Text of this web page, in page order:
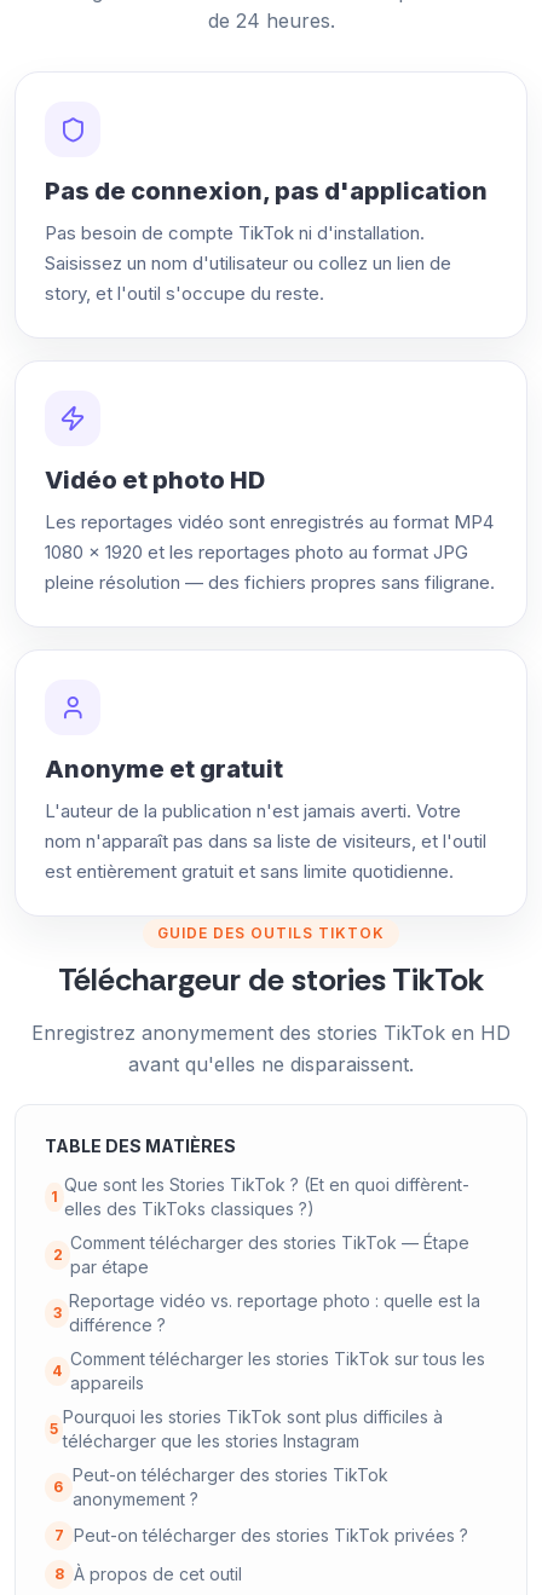
de 24 heures.
Pas de connexion, pas d'application
Pas besoin de compte TikTok ni d'installation.
Saisissez un nom d'utilisateur ou collez un lien de
story, et l'outil s'occupe du reste.
Vidéo et photo HD
Les reportages vidéo sont enregistrés au format MP4
1080 × 1920 et les reportages photo au format JPG
pleine résolution — des fichiers propres sans filigrane.
Anonyme et gratuit
L'auteur de la publication n'est jamais averti. Votre
nom n'apparaît pas dans sa liste de visiteurs, et l'outil
est entièrement gratuit et sans limite quotidienne.
GUIDE DES OUTILS TIKTOK
Téléchargeur de stories TikTok
Enregistrez anonymement des stories TikTok en HD
avant qu'elles ne disparaissent.
TABLE DES MATIÈRES
1
Que sont les Stories TikTok ? (Et en quoi diffèrent-
elles des TikToks classiques ?)
2
Comment télécharger des stories TikTok — Étape
par étape
3
Reportage vidéo vs. reportage photo : quelle est la
différence ?
4
Comment télécharger les stories TikTok sur tous les
appareils
5
Pourquoi les stories TikTok sont plus difficiles à
télécharger que les stories Instagram
6
Peut-on télécharger des stories TikTok
anonymement ?
7 Peut-on télécharger des stories TikTok privées ?
8 À propos de cet outil